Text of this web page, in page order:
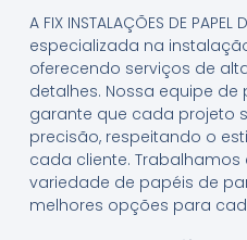
A FIX INSTALAÇÕES DE
especializada na
oferecendo serviços de
detalhes. Nossa equipe de
garante que cada projeto
precisão, respeitando o
cada cliente.
variedade de papéis de
melhores opções para